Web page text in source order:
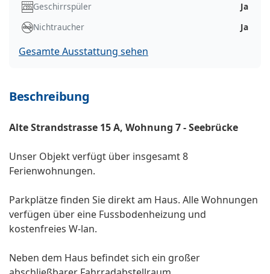
Geschirrspüler
Ja
Nichtraucher
Ja
Gesamte Ausstattung sehen
Beschreibung
Alte Strandstrasse 15 A, Wohnung 7 - Seebrücke
Unser Objekt verfügt über insgesamt 8
Ferienwohnungen.
Parkplätze finden Sie direkt am Haus. Alle Wohnungen
verfügen über eine Fussbodenheizung und
kostenfreies W-lan.
Neben dem Haus befindet sich ein großer